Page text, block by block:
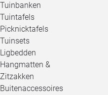
Tuinbanken
Tuintafels
Picknicktafels
Tuinsets
Ligbedden
Hangmatten &
Zitzakken
Buitenaccessoires